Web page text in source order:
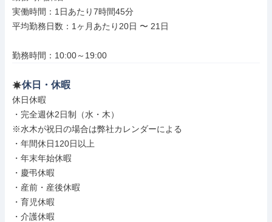
実働時間：1日あたり7時間45分
平均勤務日数：1ヶ月あたり20日 〜 21日
勤務時間：10:00～19:00
休日・休暇
休日休暇
・完全週休2日制（水・木）
※水木が祝日の場合は弊社カレンダーによる
・年間休日120日以上
・年末年始休暇
・慶弔休暇
・産前・産後休暇
・育児休暇
・介護休暇